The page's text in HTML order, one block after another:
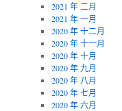
2021 年 二月
2021 年 一月
2020 年 十二月
2020 年 十一月
2020 年 十月
2020 年 九月
2020 年 八月
2020 年 七月
2020 年 六月